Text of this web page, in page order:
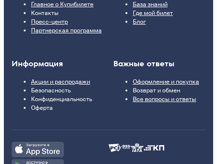
Главное о Купибилете
Контакты
Пресс-центр
Партнерская программа
База знаний
Где мой билет
Блог
Информация
Акции и распродажи
Безопасность
Конфиденциальность
Оферта
Важные ответы
Оформление и покупка
Возврат и обмен
Все вопросы и ответы